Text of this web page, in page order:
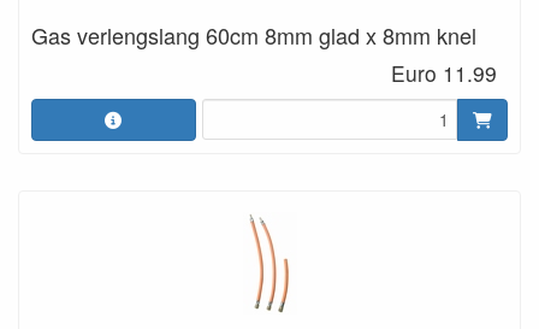
Gas verlengslang 60cm 8mm glad x 8mm knel
Euro 11.99